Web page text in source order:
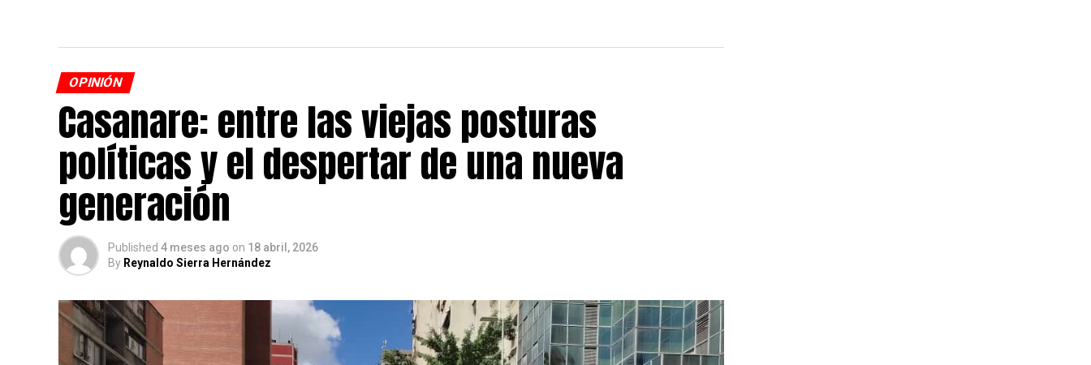
OPINIÓN
Casanare: entre las viejas posturas
políticas y el despertar de una nueva
generación
Published 4 meses ago on 18 abril, 2026
By Reynaldo Sierra Hernández